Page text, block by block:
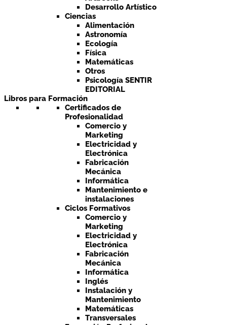
Desarrollo Artístico
Ciencias
Alimentación
Astronomía
Ecología
Física
Matemáticas
Otros
Psicología SENTIR
EDITORIAL
Libros para Formación
Certificados de
Profesionalidad
Comercio y
Marketing
Electricidad y
Electrónica
Fabricación
Mecánica
Informática
Mantenimiento e
instalaciones
Ciclos Formativos
Comercio y
Marketing
Electricidad y
Electrónica
Fabricación
Mecánica
Informática
Inglés
Instalación y
Mantenimiento
Matemáticas
Transversales